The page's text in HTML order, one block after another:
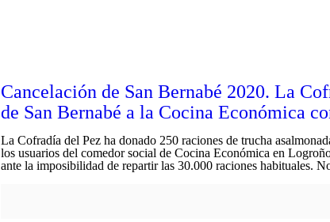
Cancelación de San Bernabé 2020. La
de San Bernabé a la Cocina Económica
La Cofradía del Pez ha donado 250 raciones de trucha
los usuarios del comedor social de Cocina Económica en
ante la imposibilidad de repartir las 30.000 raciones habituales.